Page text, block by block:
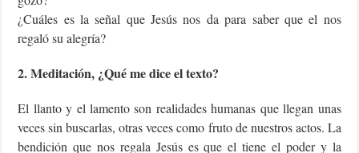
¿Cuáles es la señal que Jesús nos da para saber que el nos
regaló su alegría?
2. Meditación, ¿Qué me dice el texto?
El llanto y el lamento son realidades humanas que llegan unas
veces sin buscarlas, otras veces como fruto de nuestros actos. La
bendición que nos regala Jesús es que el tiene el poder y la